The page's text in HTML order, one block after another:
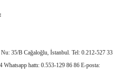
35/B Cağaloğlu, İstanbul. Tel: 0.212-527 33
Whatsapp hattı: 0.553-129 86 86 E-posta: